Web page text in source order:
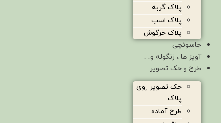
پلاک گربه
پلاک اسب
پلاک خرگوش
جاسوئچی
آویز ها ، زنگوله و…
طرح و حک تصویر
حک تصویر روی
پلاک
طرح آماده